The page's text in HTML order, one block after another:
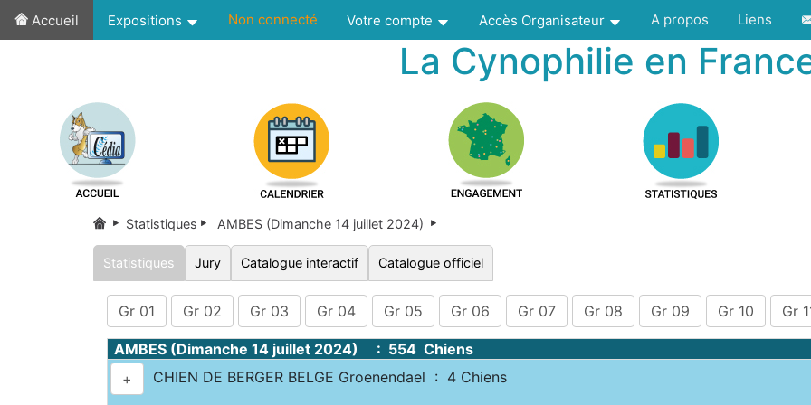
Accueil Expositions Non connecté Votre compte Accès Organisateur A propos Liens
La Cynophilie en
Statistiques AMBES (Dimanche 14 juillet 2024)
Statistiques Jury Catalogue interactif Catalogue officiel
Gr 01 Gr 02 Gr 03 Gr 04 Gr 05 Gr 06 Gr 07 Gr 08 Gr 09 Gr 10 Gr
AMBES (Dimanche 14 juillet 2024) : 554 Chiens
+
CHIEN DE BERGER BELGE Groenendael : 4 Chiens